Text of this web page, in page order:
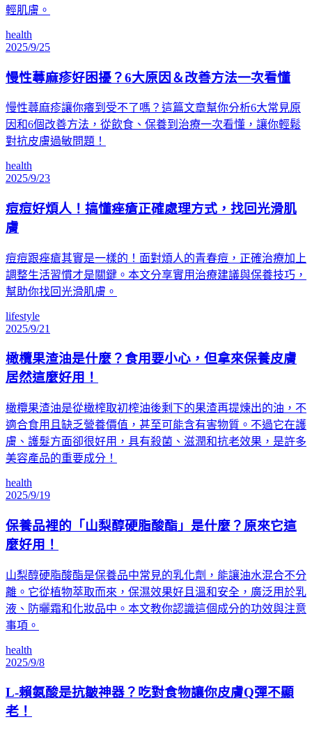
輕肌膚。
health
2025/9/25
慢性蕁麻疹好困擾？6大原因＆改善方法一次看懂
慢性蕁麻疹讓你癢到受不了嗎？這篇文章幫你分析6大常見原
因和6個改善方法，從飲食、保養到治療一次看懂，讓你輕鬆
對抗皮膚過敏問題！
health
2025/9/23
痘痘好煩人！搞懂痤瘡正確處理方式，找回光滑肌
膚
痘痘跟痤瘡其實是一樣的！面對煩人的青春痘，正確治療加上
調整生活習慣才是關鍵。本文分享實用治療建議與保養技巧，
幫助你找回光滑肌膚。
lifestyle
2025/9/21
橄欖果渣油是什麼？食用要小心，但拿來保養皮膚
居然這麼好用！
橄欖果渣油是從橄榨取初榨油後剩下的果渣再提煉出的油，不
適合食用且缺乏營養價值，甚至可能含有害物質。不過它在護
膚、護髮方面卻很好用，具有殺菌、滋潤和抗老效果，是許多
美容產品的重要成分！
health
2025/9/19
保養品裡的「山梨醇硬脂酸酯」是什麼？原來它這
麼好用！
山梨醇硬脂酸酯是保養品中常見的乳化劑，能讓油水混合不分
離。它從植物萃取而來，保濕效果好且溫和安全，廣泛用於乳
液、防曬霜和化妝品中。本文教你認識這個成分的功效與注意
事項。
health
2025/9/8
L-賴氨酸是抗皺神器？吃對食物讓你皮膚Q彈不顯
老！